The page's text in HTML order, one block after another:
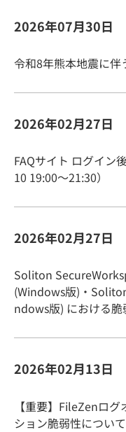
2026年07月30日
令和8年熊本地震に伴
2026年02月27日
FAQサイト ログイン
10 19:00～21:30）
2026年02月27日
Soliton
(Windows版)・
ndows版) における脆
2026年02月13日
【重要】FileZenロ
ション脆弱性について